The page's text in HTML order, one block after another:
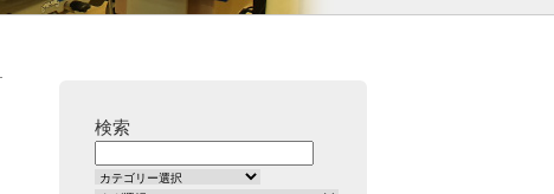
検索